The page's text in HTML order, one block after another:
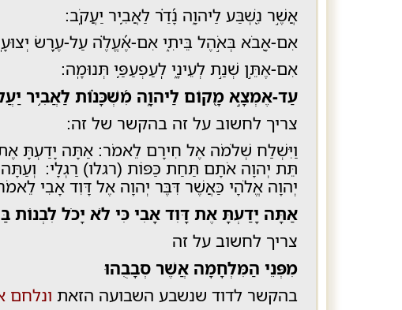
אֲשֶׁ֣ר נִ֭שְׁבַּע לַיהוָ֑ה נָ֝דַ֗ר לַאֲבִ֥יר יַעֲקֹֽב:
אִם-אָ֭בֹא בְּאֹ֣הֶל בֵּיתִ֑י אִם-אֶ֝עֱלֶ֗ה עַל-עֶ֥רֶשׂ
אִם-אֶתֵּ֣ן שְׁנַ֣ת לְעֵינָ֑י לְֽעַפְעַפַּ֥י תְּנוּמָֽה:
עַד-אֶמְצָ֣א מָ֭קוֹם לַיהוָ֑ה מִ֝שְׁכָּנ֗וֹת לַאֲבִ֥יר
צריך לחשוב על זהבהקשר של זה:
וַיִּשְׁלַח שְׁלֹמֹה אֶל חִירָם לֵאמֹר: אַתָּה יָדַעְתָּ אֶת
תֵּת יְהוָה אֹתָם תַּחַת כַּפּוֹת (רגלו) רַגְלָי: וְעַתָּה
יְהוָה אֱלֹהָי כַּאֲשֶׁר דִּבֶּר יְהוָה אֶל דָּוִד אָבִי
אַתָּה יָדַעְתָּ אֶת דָּוִד אָבִי כִּי לֹא יָכֹל
צריך לחשוב על זה
מִפְּנֵי הַמִּלְחָמָה אֲשֶׁר סְבָבֻהוּ
בהקשר לדוד שנשבע השבועה הזאת